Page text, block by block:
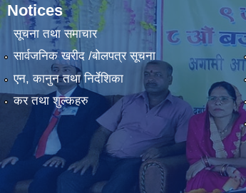
Notices
सूचना तथा समाचार
सार्वजनिक खरीद /बोलपत्र सूचना
एन, कानुन तथा निर्देशिका
कर तथा शुल्कहरु